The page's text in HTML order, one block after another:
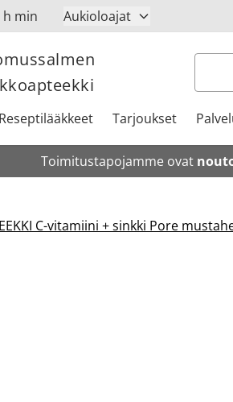
h min Aukioloajat
Haku
Reseptilääkkeet Tarjoukset
Toimitustapojamme ovat
C-vitamiini + sinkki Pore